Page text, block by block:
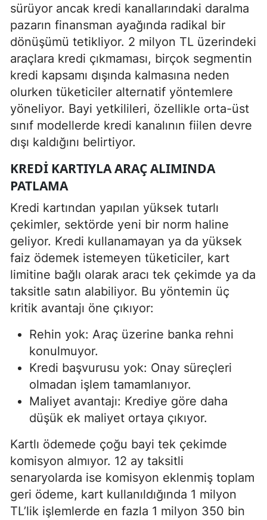
sürüyor ancak kredi kanallarındaki daralma
pazarın finansman ayağında radikal bir
dönüşümü tetikliyor. 2 milyon TL üzerindeki
araçlara kredi çıkmaması, birçok segmentin
kredi kapsamı dışında kalmasına neden
olurken tüketiciler alternatif yöntemlere
yöneliyor. Bayi yetkilileri, özellikle orta-üst
sınıf modellerde kredi kanalının fiilen devre
dışı kaldığını belirtiyor.
KREDI KARTIYLA ARAÇ ALIMINDA
PATLAMA
Kredi kartından yapılan yüksek tutarlı
çekimler, sektörde yeni bir norm haline
geliyor. Kredi kullanamayan ya da yüksek
faiz ödemek istemeyen tüketiciler, kart
limitine bağlı olarak aracı tek çekimde ya da
taksitle satın alabiliyor. Bu yöntemin üç
kritik avantajı öne çıkıyor:
Rehin yok: Araç üzerine banka rehni
konulmuyor.
Kredi başvurusu yok: Onay süreçleri
olmadan işlem tamamlanıyor.
Maliyet avantajı: Krediye göre daha
düşük ek maliyet ortaya çıkıyor.
Kartlı ödemede çoğu bayi tek çekimde
komisyon almıyor. 12 ay taksitli
senaryolarda ise komisyon eklenmiş toplam
geri ödeme, kart kullanıldığında 1 milyon
TL’lik işlemlerde en fazla 1 milyon 350 bin